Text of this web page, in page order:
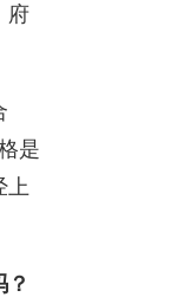
府
是
上